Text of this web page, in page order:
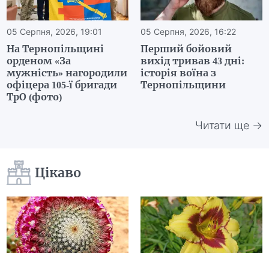
05 Серпня, 2026, 19:01
На Тернопільщині
орденом «За
мужність» нагородили
офіцера 105-ї бригади
ТрО (фото)
05 Серпня, 2026, 16:22
Перший бойовий
вихід тривав 43 дні:
історія воїна з
Тернопільщини
Читати ще →
Цікаво